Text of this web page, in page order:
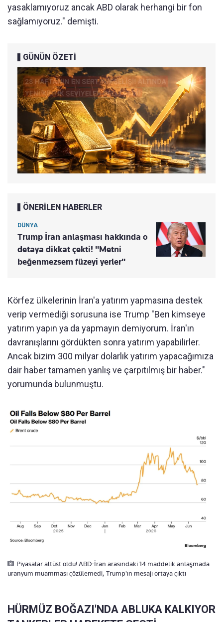
yasaklamıyoruz ancak ABD olarak herhangi bir fon
sağlamıyoruz." demişti.
GÜNÜN ÖZETİ
ÖNERİLEN HABERLER
DÜNYA
Trump İran anlaşması hakkında o
detaya dikkat çekti! "Metni
beğenmezsem füzeyi yerler"
Körfez ülkelerinin İran'a yatırım yapmasına destek
verip vermediği sorusuna ise Trump "Ben kimseye
yatırım yapın ya da yapmayın demiyorum. İran'ın
davranışlarını gördükten sonra yatırım yapabilirler.
Ancak bizim 300 milyar dolarlık yatırım yapacağımıza
dair haber tamamen yanlış ve çarpıtılmış bir haber."
yorumunda bulunmuştu.
Piyasalar altüst oldu! ABD-İran arasındaki 14 maddelik anlaşmada
uranyum muamması çözülemedi, Trump'ın mesajı ortaya çıktı
HÜRMÜZ BOĞAZI'NDA ABLUKA KALKIYOR